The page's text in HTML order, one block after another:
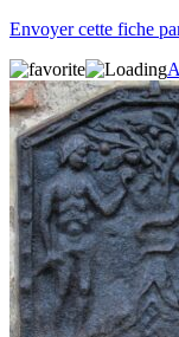
Envoyer cette fiche